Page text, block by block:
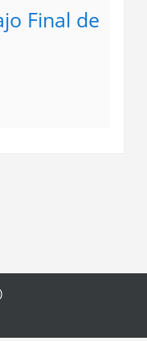
Final de
)